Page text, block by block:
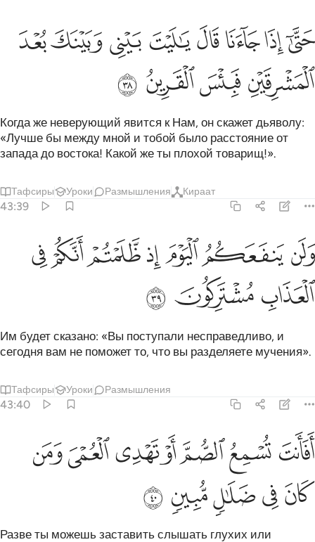
حتى اذا جاءنا قال يا ليت بيني وبينك بعد المشرقين فبيس القرين ٣٨
حَتَّىٰٓ إِذَا جَآءَنَا قَالَ يَـٰلَيْتَ بَيْنِى وَبَيْنَكَ بُعْدَ ٱلْمَشْرِقَيْنِ
ﱪﱫﱬﱭﱮﱯﱰﱱ
ﱲﱳﱴ ﱵ
Когда же неверующий явится к Нам, он скажет дьяволу:
«Лучше бы между мной и тобой было расстояние от
запада до востока! Какой же ты плохой товарищ!».
Тафсиры Уроки Размышления Кираат
43:39
ولن ينفعكم اليوم اذ ظلمتم انكم في العذاب مشتركون ٣٩
وَلَن يَنفَعَكُمُ ٱلْيَوْمَ إِذ ظَّلَمْتُمْ أَنَّكُمْ فِى ٱلْعَذَابِ مُشْتَرِكُونَ ٣٩
ﱶﱷﱸﱹﱺﱻﱼ
ﱽﱾ ﱿ
Им будет сказано: «Вы поступали несправедливо, и
сегодня вам не поможет то, что вы разделяете мучения».
Тафсиры Уроки Размышления
43:40
افانت تسمع الصم او تهدي العمي ومن كان في ضلال مبين ٤٠
أَفَأَنتَ تُسْمِعُ ٱلصُّمَّ أَوْ تَهْدِى ٱلْعُمْىَ وَمَن كَانَ فِى ضَلَـٰلٍۢ مُّبِينٍۢ ٤٠
ﲀﲁﲂﲃﲄﲅﲆ
ﲇﲈﲉﲊ ﲋ
Разве ты можешь заставить слышать глухих или